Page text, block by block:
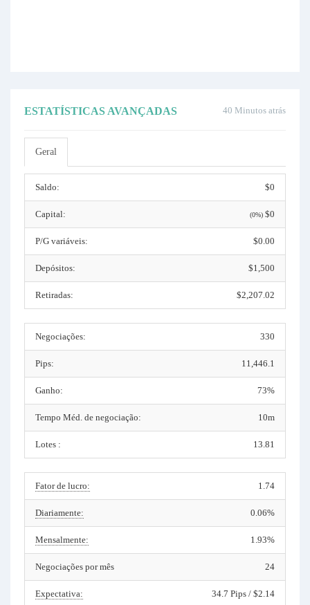
40 Minutos atrás
ESTATÍSTICAS AVANÇADAS
Geral
Saldo: $0
Capital: (0%) $0
P/G variáveis: $0.00
Depósitos: $1,500
Retiradas: $2,207.02
Negociações: 330
Pips: 11,446.1
Ganho: 73%
Tempo Méd. de negociação: 10m
Lotes : 13.81
Fator de lucro: 1.74
Diariamente: 0.06%
Mensalmente: 1.93%
Negociações por mês 24
Expectativa: 34.7 Pips / $2.14